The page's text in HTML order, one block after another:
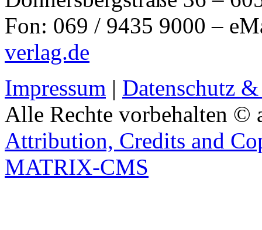
Fon: 069 / 9435 9000 –
verlag.de
Impressum | Datenschutz
Alle Rechte vorbehalten ©
Attribution, Credits and
MATRIX-CMS